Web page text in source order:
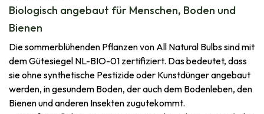
Biologisch angebaut für Menschen, Boden und
Bienen
Die sommerblühenden Pflanzen von All Natural Bulbs sind mit
dem Gütesiegel NL-BIO-01 zertifiziert. Das bedeutet, dass
sie ohne synthetische Pestizide oder Kunstdünger angebaut
werden, in gesundem Boden, der auch dem Bodenleben, den
Bienen und anderen Insekten zugutekommt.